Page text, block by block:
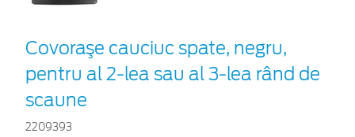
Covoraşe cauciuc spate, negru,
pentru al 2-lea sau al 3-lea rând de
scaune
2209393